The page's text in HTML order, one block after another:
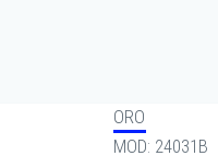
ORO
MOD: 24031B